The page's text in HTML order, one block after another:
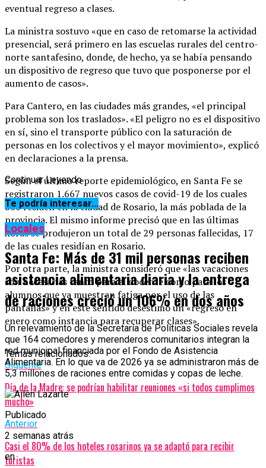
eventual regreso a clases.
La ministra sostuvo «que en caso de retomarse la actividad
presencial, será primero en las escuelas rurales del centro-
norte santafesino, donde, de hecho, ya se había pensando
un dispositivo de regreso que tuvo que posponerse por el
aumento de casos».
Para Cantero, en las ciudades más grandes, «el principal
problema son los traslados». «El peligro no es el dispositivo
en sí, sino el transporte público con la saturación de
personas en los colectivos y el mayor movimiento», explicó
en declaraciones a la prensa.
Según el último reporte epidemiológico, en Santa Fe se
registraron 1.667 nuevos casos de covid-19 de los cuales
806 residen en la ciudad de Rosario, la más poblada de la
provincia. El mismo informe precisó que en las últimas
horas se produjeron un total de 29 personas fallecidas, 17
de las cuales residían en Rosario.
Por otra parte, la ministra consideró que «las vacaciones
son necesarias tanto para el docente como para los
alumnos que ya muestran fatiga por el uso de las
pantallas» y en este sentido desestimó un «regreso en
enero como instancia para recuperar clases».
Temas relacionados:
Siguente
Día de la Madre: se podrían habilitar reuniones «si todos cumplimos
mucho»
Anterior
Casi el 80% de los hoteles rosarinos ya se adaptó para recibir
turistas
Continuar Leyendo
Te podría interesar...
Locales
Santa Fe: Más de 31 mil personas reciben
asistencia alimentaria diaria y la entrega
de raciones creció un 106% en dos años
Un relevamiento de la Secretaría de Políticas Sociales revela
que 164 comedores y merenderos comunitarios integran la
red municipal financiada por el Fondo de Asistencia
Alimentaria. En lo que va de 2026 ya se administraron más de
5,3 millones de raciones entre comidas y copas de leche.
Publicado
2 semanas atrás
en